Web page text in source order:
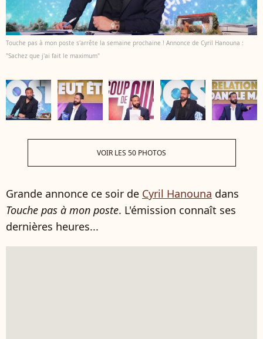
Touche pas à mon poste s'arrête la semaine prochaine ! Annonce de Cyril Hanouna :
"Sachez que j'ai fait le maximum"
VOIR LES 50 PHOTOS
Grande annonce ce soir de Cyril Hanouna dans
Touche pas à mon poste. L'émission connaît ses
dernières heures...